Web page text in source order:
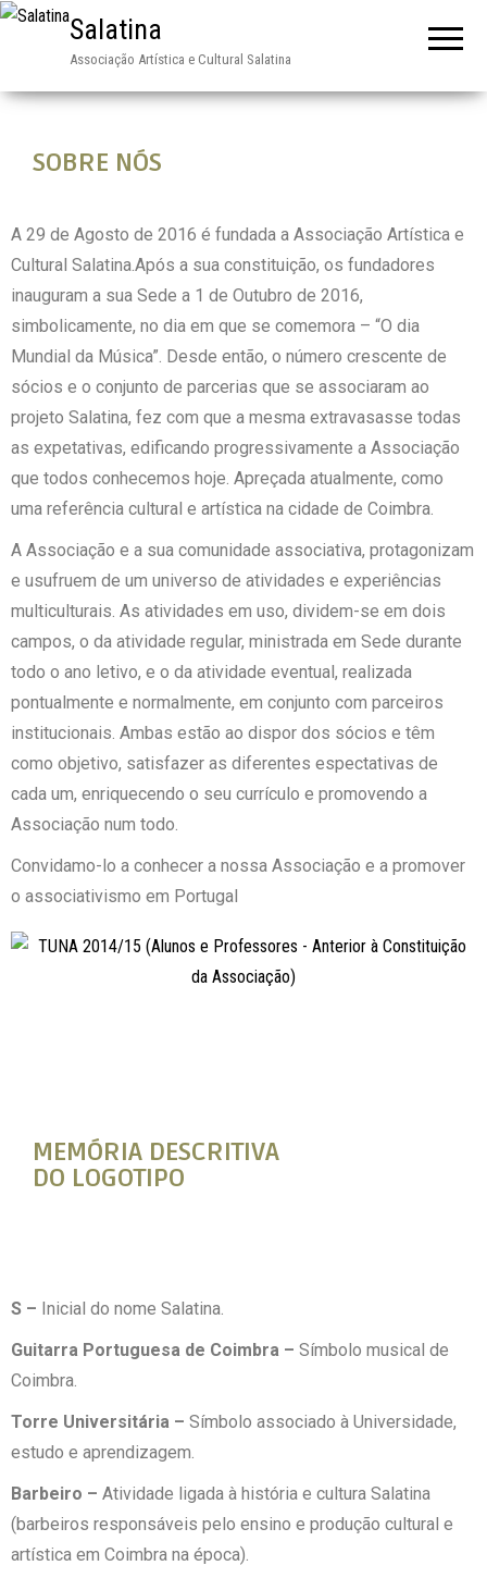
Salatina
Associação Artística e Cultural Salatina
SOBRE NÓS
A 29 de Agosto de 2016 é fundada a Associação Artística e
Cultural Salatina.Após a sua constituição, os fundadores
inauguram a sua Sede a 1 de Outubro de 2016,
simbolicamente, no dia em que se comemora – “O dia
Mundial da Música”. Desde então, o número crescente de
sócios e o conjunto de parcerias que se associaram ao
projeto Salatina, fez com que a mesma extravasasse todas
as expetativas, edificando progressivamente a Associação
que todos conhecemos hoje. Apreçada atualmente, como
uma referência cultural e artística na cidade de Coimbra.
A Associação e a sua comunidade associativa, protagonizam
e usufruem de um universo de atividades e experiências
multiculturais. As atividades em uso, dividem-se em dois
campos, o da atividade regular, ministrada em Sede durante
todo o ano letivo, e o da atividade eventual, realizada
pontualmente e normalmente, em conjunto com parceiros
institucionais. Ambas estão ao dispor dos sócios e têm
como objetivo, satisfazer as diferentes espectativas de
cada um, enriquecendo o seu currículo e promovendo a
Associação num todo.
Convidamo-lo a conhecer a nossa Associação e a promover
o associativismo em Portugal
MEMÓRIA DESCRITIVA
DO LOGOTIPO
S – Inicial do nome Salatina.
Guitarra Portuguesa de Coimbra – Símbolo musical de
Coimbra.
Torre Universitária – Símbolo associado à Universidade,
estudo e aprendizagem.
Barbeiro – Atividade ligada à história e cultura Salatina
(barbeiros responsáveis pelo ensino e produção cultural e
artística em Coimbra na época).